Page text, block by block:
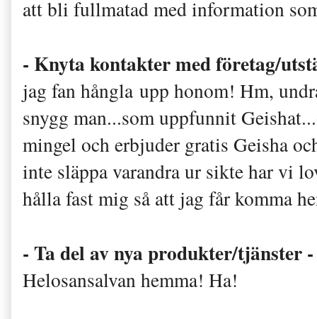
att bli fullmatad med information
- Knyta kontakter med företag/
jag fan hångla upp honom! Hm,
snygg man...som uppfunnit
mingel och erbjuder gratis Geisha
inte släppa varandra ur sikte har vi
hålla fast mig så att jag får komma
- Ta del av nya produkter/tjänster
Helosansalvan hemma! Ha!